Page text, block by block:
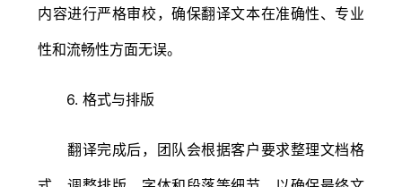
内容进行严格审校，确保翻译文本在准确性、专业
性和流畅性方面无误。
6. 格式与排版
翻译完成后，团队会根据客户要求整理文档格